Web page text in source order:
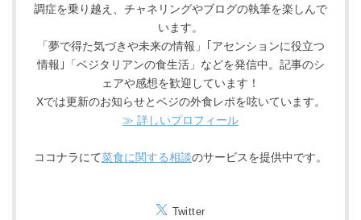
調症を乗り越え、チャネリングやブログの執筆を楽しんで
います。
「夢で得た気づきや未来の情報」｢アセンションに役立つ
情報｣「ベジタリアンの食生活」などを発信中。記事のシ
ェアや感想を歓迎しています！
Xでは更新のお知らせとベジの外食レポを呟いています。
≫ 詳しいプロフィール
ココナラにて菜食に関する相談のサービスを提供中です。
Twitter